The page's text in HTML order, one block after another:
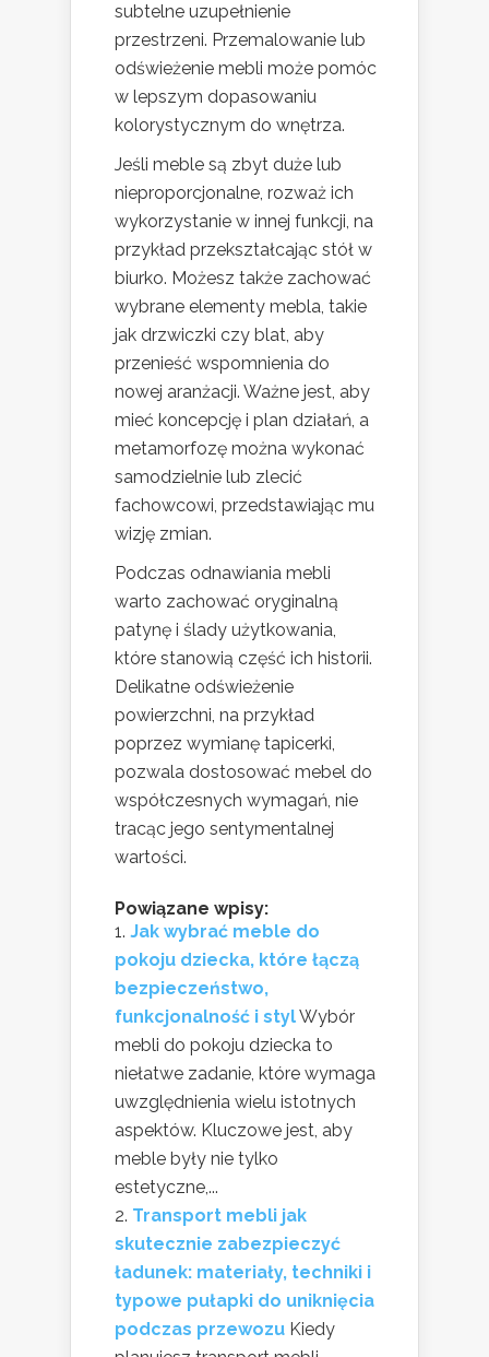
subtelne uzupełnienie
przestrzeni. Przemalowanie lub
odświeżenie mebli może pomóc
w lepszym dopasowaniu
kolorystycznym do wnętrza.
Jeśli meble są zbyt duże lub
nieproporcjonalne, rozważ ich
wykorzystanie w innej funkcji, na
przykład przekształcając stół w
biurko. Możesz także zachować
wybrane elementy mebla, takie
jak drzwiczki czy blat, aby
przenieść wspomnienia do
nowej aranżacji. Ważne jest, aby
mieć koncepcję i plan działań, a
metamorfozę można wykonać
samodzielnie lub zlecić
fachowcowi, przedstawiając mu
wizję zmian.
Podczas odnawiania mebli
warto zachować oryginalną
patynę i ślady użytkowania,
które stanowią część ich historii.
Delikatne odświeżenie
powierzchni, na przykład
poprzez wymianę tapicerki,
pozwala dostosować mebel do
współczesnych wymagań, nie
tracąc jego sentymentalnej
wartości.
Powiązane wpisy:
Jak wybrać meble do
pokoju dziecka, które łączą
bezpieczeństwo,
funkcjonalność i stylWybór
mebli do pokoju dziecka to
niełatwe zadanie, które wymaga
uwzględnienia wielu istotnych
aspektów. Kluczowe jest, aby
meble były nie tylko
estetyczne,...
Transport mebli jak
skutecznie zabezpieczyć
ładunek: materiały, techniki i
typowe pułapki do uniknięcia
podczas przewozu Kiedy